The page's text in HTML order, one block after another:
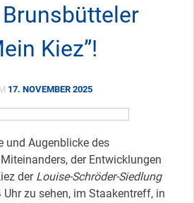
Kiez”!
17. NOVEMBER 2025
und Augenblicke des
der Entwicklungen
der Louise-Schröder-Siedlung
zu sehen, im Staakentreff, in